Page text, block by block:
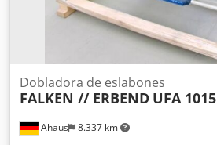
Ahaus 8.337 km
Dobladora de eslabones
FALKEN // ERBEND UFA 1015